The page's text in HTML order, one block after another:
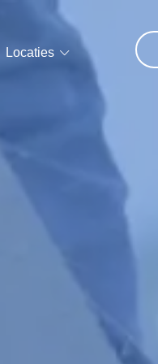
Locaties